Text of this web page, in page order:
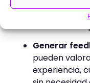
el proceso
cantidad de
Generar
pueden
experiencia,